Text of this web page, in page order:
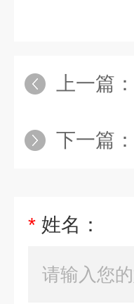
上一篇：
下一篇：
* 姓名：